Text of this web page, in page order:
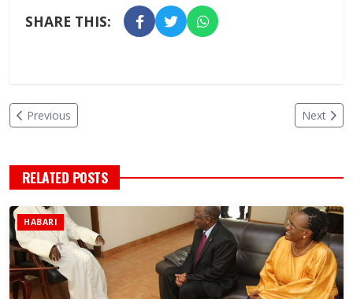
SHARE THIS:
Previous Next
RELATED POSTS
HABARI